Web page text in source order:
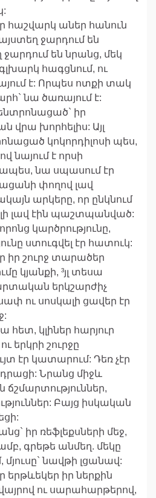
հաշվարկ աներ հանուն
ջարդում են
են նրանց, մեկ
հագցնում, ու
է: Որպես ոտքի տակ
նա ծառայում է:
իր
վրա խորհելիս: Այլ
կոկորդիլոսի պես,
նայում է որսի
նա սպասում էր
փողով լավ
արկերը, որ ընկնում
լավ էին պաշտպանված:
կարծրությունը,
ստուգվել էր հատուկ:
իր շուրջ տարածեր
կյանքի, ³յլ տեսա
երկշարժիչ
ու սոսկալի ցավեր էր
կլիներ հարյուր
երկրի շուրջը
էր կատարում: Դեռ չէր
դրացի: Նրանց միջև
ճշմարտություններ,
Բայց իսկական
իր ռեֆլեքսների մեջ,
գրեթե անմեղ. մեկը
նավթի լցանավ:
երթևեկեր իր ներքին
ու սարահարթերով,